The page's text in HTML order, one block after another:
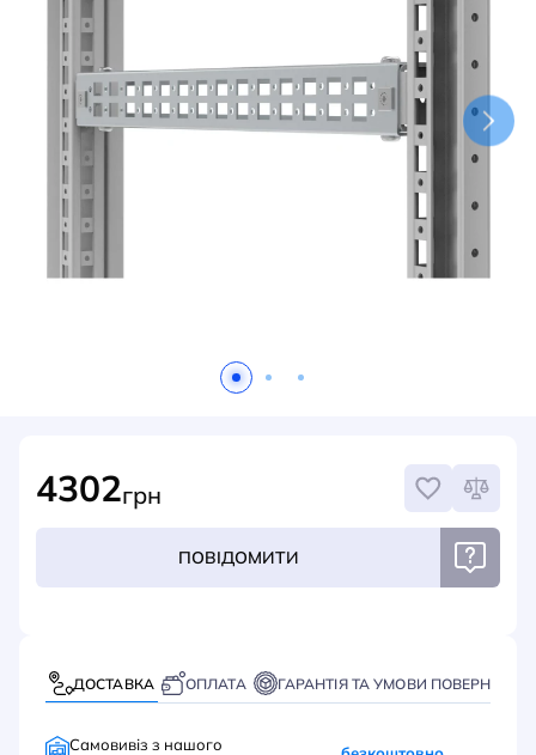
НОВИНИ
КОНТАКТИ
СИСТЕМИ ШИНОПРОВОДІВ ТА СТРУМОПРОВОДІВ
4302грн
ПОВІДОМИТИ
ДОСТАВКА ОПЛАТА ГАРАНТІЯ ТА УМОВИ ПОВЕРНЕННЯ
Самовивіз з нашого